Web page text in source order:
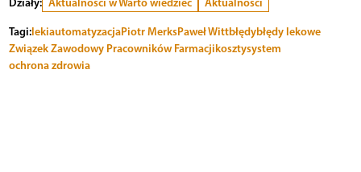
Tagi:lekiautomatyzacjaPiotr MerksPaweł Wittbłędybłędy lekowe
Związek Zawodowy Pracowników Farmacjikosztysystem
ochrona zdrowia